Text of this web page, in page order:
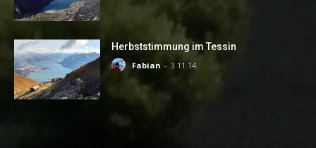
Herbststimmung im Tessin
Fabian - 3.11.14